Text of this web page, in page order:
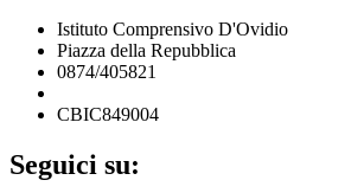
Istituto Comprensivo D'Ovidio
Piazza della Repubblica
0874/405821
CBIC849004
Seguici su: